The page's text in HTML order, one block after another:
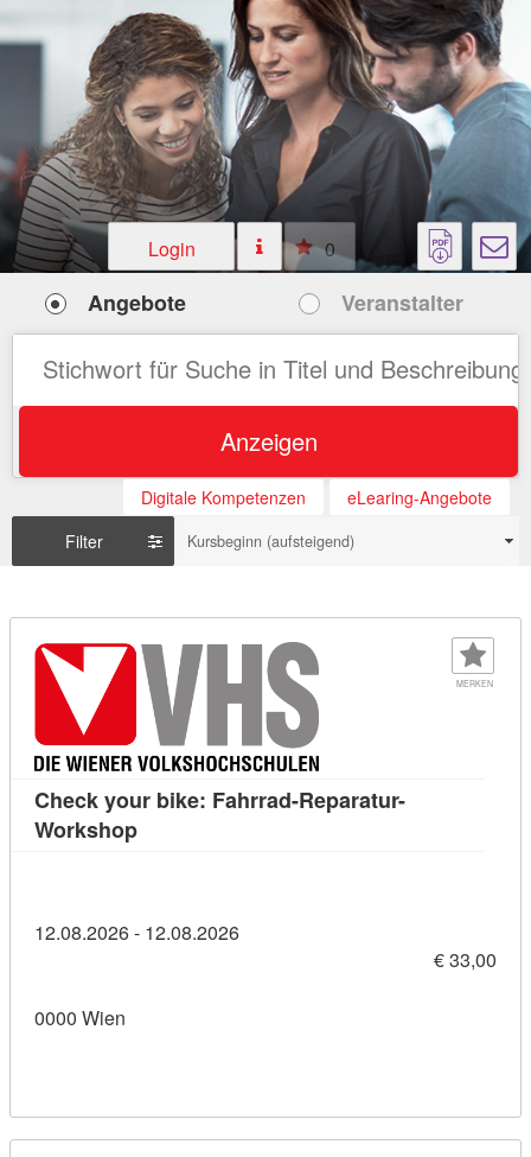
Login 0
Angebote Veranstalter
Anzeigen
Digitale Kompetenzen
eLearing-Angebote
Filter
Kursbeginn (aufsteigend)
MERKEN
Check your bike: Fahrrad-Reparatur-
WorkshopKursdetail: Check your bike: Fahrrad-
12.08.2026 - 12.08.2026
€ 33,00
0000 Wien